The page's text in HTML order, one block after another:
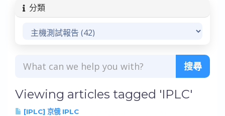
分類
Viewing articles tagged 'IPLC'
[IPLC] 京俄 IPLC